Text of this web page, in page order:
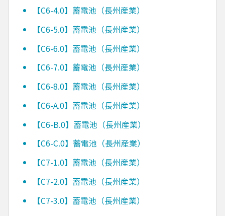
【C6-4.0】蓄電池（長州産業）
【C6-5.0】蓄電池（長州産業）
【C6-6.0】蓄電池（長州産業）
【C6-7.0】蓄電池（長州産業）
【C6-8.0】蓄電池（長州産業）
【C6-A.0】蓄電池（長州産業）
【C6-B.0】蓄電池（長州産業）
【C6-C.0】蓄電池（長州産業）
【C7-1.0】蓄電池（長州産業）
【C7-2.0】蓄電池（長州産業）
【C7-3.0】蓄電池（長州産業）